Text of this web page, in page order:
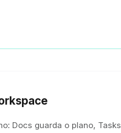
Docs guarda o plano, Tasks